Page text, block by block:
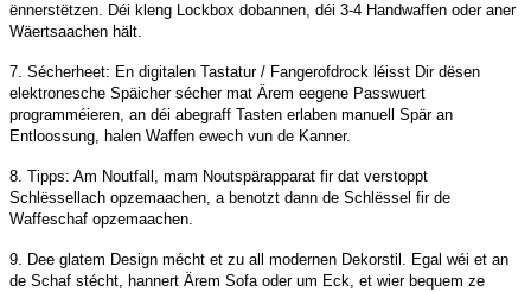
ënnerstëtzen. Déi kleng Lockbox dobannen, déi 3-4 Handwaffen oder aner
Wäertsaachen hält.
7. Sécherheet: En digitalen Tastatur / Fangerofdrock léisst Dir dësen
elektronesche Späicher sécher mat Ärem eegene Passwuert
programméieren, an déi abegraff Tasten erlaben manuell Spär an
Entloossung, halen Waffen ewech vun de Kanner.
8. Tipps: Am Noutfall, mam Noutspärapparat fir dat verstoppt
Schlëssellach opzemaachen, a benotzt dann de Schlëssel fir de
Waffeschaf opzemaachen.
9. Dee glatem Design mécht et zu all modernen Dekorstil. Egal wéi et an
de Schaf stécht, hannert Ärem Sofa oder um Eck, et wier bequem ze